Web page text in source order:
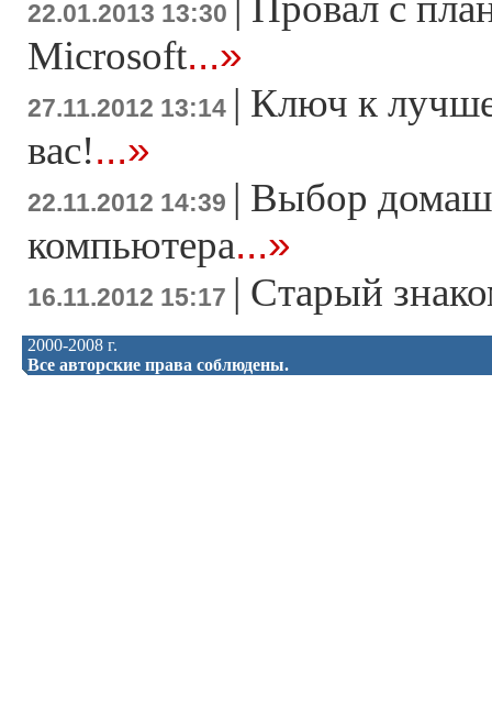
22.01.2013 13:30
Microsoft...»
27.11.2012 13:14 | Ключ к
вас!...»
22.11.2012 14:39 | Выбор
компьютера...»
16.11.2012 15:17 | Старый
2000-2008 г.
Все авторские права соблюдены.